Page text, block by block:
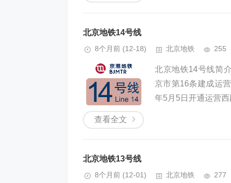
北京地铁14号线
8个月前 (12-18) 北京地铁 255
北京地铁14号线简
京市第16条建成运
年5月5日开通运营西
查看全文
北京地铁13号线
8个月前 (12-01) 北京地铁 277